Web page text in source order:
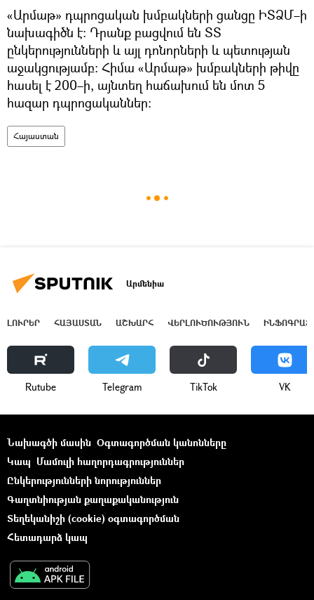
«Արմաթ» դպրոցական խմբակների ցանցը ԻՏՁՄ–ի
նախագիծն է։ Դրանք բացվում են ՏՏ
ընկերությունների և այլ դոնորների և պետության
աջակցությամբ։ Հիմա «Արմաթ» խմբակների թիվը
հասել է 200–ի, այնտեղ հաճախում են մոտ 5
հազար դպրոցականներ։
Հայաստան
Արմենիա
ԼՈՒՐԵՐ ՀԱՅԱՍՏԱՆ ԱՇԽԱՐՀ ՎԵՐԼՈՒԾՈՒԹՅՈՒՆ
Rutube Telegram ТikТоk VK
Նախագծի մասին Օգտագործման կանոնները
Կապ Մամուլի հաղորդագրություններ
Ընկերությունների նորություններ
Գաղտնիության քաղաքականություն
Տեղեկանիշի (cookie) օգտագործման
Հետադարձ կապ